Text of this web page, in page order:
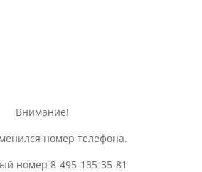
Внимание!
номер телефона.
номер 8-495-135-35-81